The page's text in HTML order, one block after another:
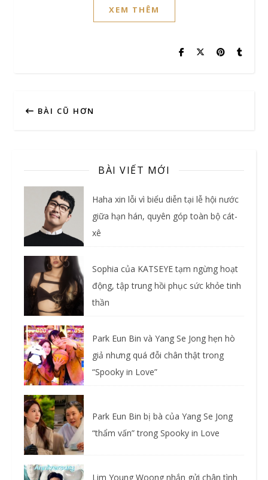
XEM THÊM
BÀI CŨ HƠN
BÀI VIẾT MỚI
Haha xin lỗi vì biểu diễn tại lễ hội nước
giữa hạn hán, quyên góp toàn bộ cát-
xê
Sophia của KATSEYE tạm ngừng hoạt
động, tập trung hồi phục sức khỏe tinh
thần
Park Eun Bin và Yang Se Jong hẹn hò
giả nhưng quá đỗi chân thật trong
“Spooky in Love”
Park Eun Bin bị bà của Yang Se Jong
“thẩm vấn” trong Spooky in Love
Lim Young Woong nhắn gửi chân tình